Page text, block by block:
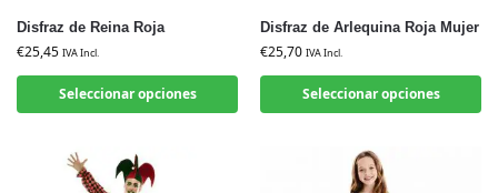
Disfraz de Reina Roja
€25,45 IVA Incl.
Seleccionar opciones
Disfraz de Arlequina Roja Mujer
€25,70 IVA Incl.
Seleccionar opciones